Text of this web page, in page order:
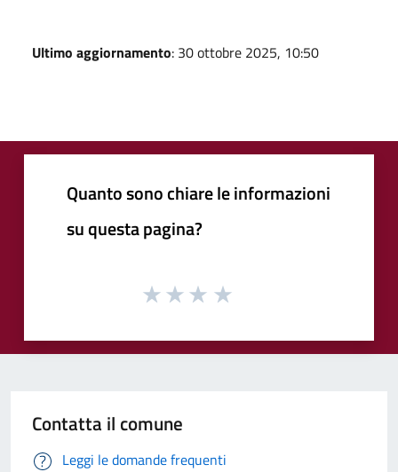
Ultimo aggiornamento: 30 ottobre 2025, 10:50
Quanto sono chiare le informazioni
su questa pagina?
Contatta il comune
Leggi le domande frequenti